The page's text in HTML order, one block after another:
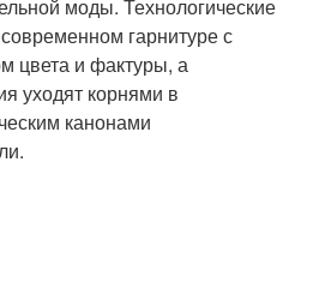
моды. Технологические
гарнитуре с
цвета и фактуры, а
уходят корнями в
канонами